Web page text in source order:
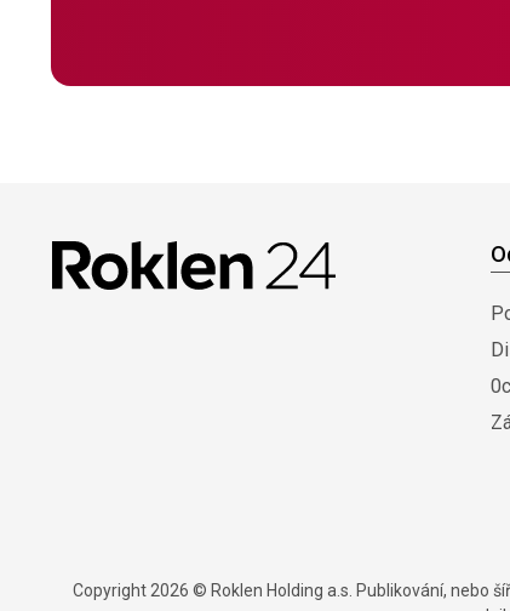
Copyright 2026 © Roklen Holding a.s. Publikování, nebo